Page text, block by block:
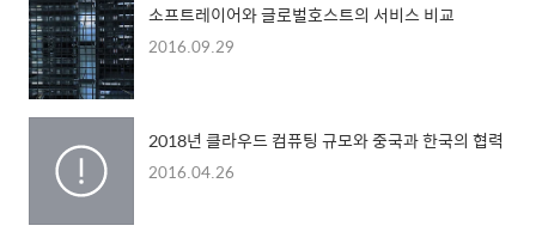
소프트레이어와 글로벌호스트의 서비스 비교
2016.09.29
2018년 클라우드 컴퓨팅 규모와 중국과 한국의 협력
2016.04.26